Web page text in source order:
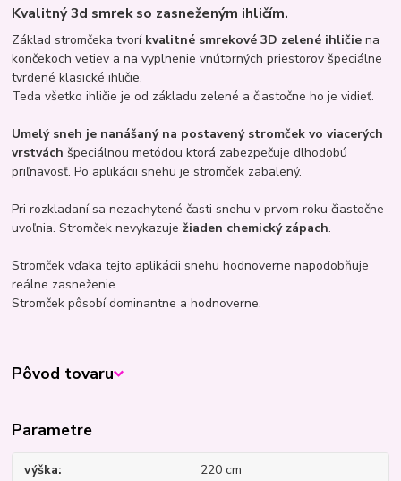
Kvalitný 3d smrek so zasneženým ihličím.
Základ stromčeka tvorí kvalitné smrekové 3D zelené ihličie na
končekoch vetiev a na vyplnenie vnútorných priestorov špeciálne
tvrdené klasické ihličie.
Teda všetko ihličie je od základu zelené a čiastočne ho je vidieť.
Umelý sneh je nanášaný na postavený stromček vo viacerých
vrstvách špeciálnou metódou ktorá zabezpečuje dlhodobú
priľnavosť. Po aplikácii snehu je stromček zabalený.
Pri rozkladaní sa nezachytené časti snehu v prvom roku čiastočne
uvoľnia. Stromček nevykazuježiaden chemický zápach.
Stromček vďaka tejto aplikácii snehu hodnoverne napodobňuje
reálne zasneženie.
Stromček pôsobí dominantne a hodnoverne.
Pôvod tovaru
Parametre
výška 220 cm